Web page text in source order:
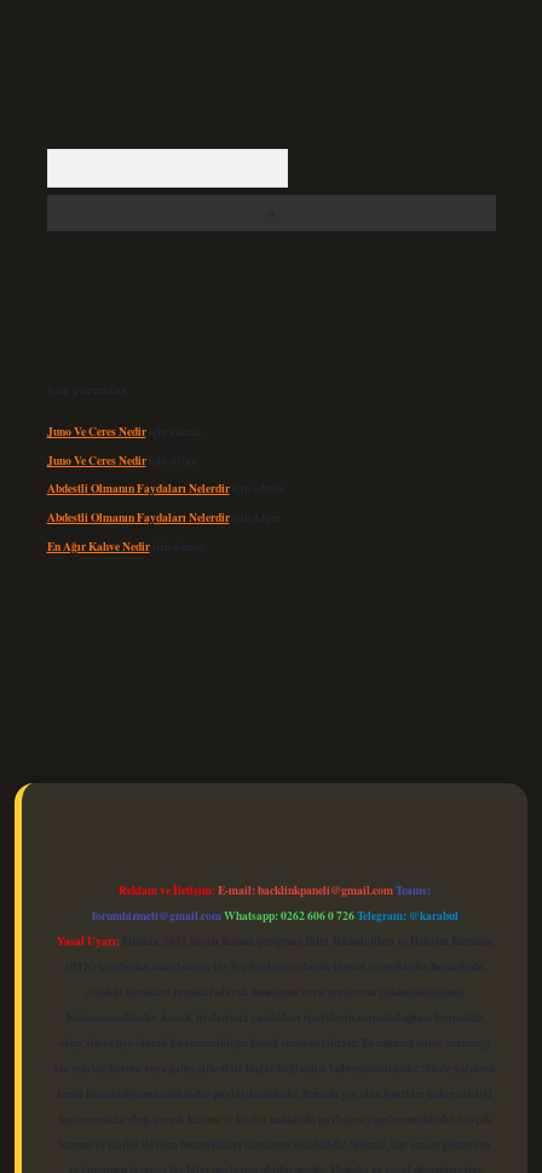
Son yorumlar
Juno Ve Ceres Nediriçin admin
Juno Ve Ceres Nediriçin Altan
Abdestli Olmanın Faydaları Nelerdiriçin admin
Abdestli Olmanın Faydaları Nelerdiriçin Alper
En Ağır Kahve Nediriçin admin
Reklam ve İletişim:E-mail:backlinkpaneli@gmail.comTeams:
forumhizmeti@gmail.comWhatsapp: 0262 606 0 726Telegram: @karabul
Yasal Uyarı: